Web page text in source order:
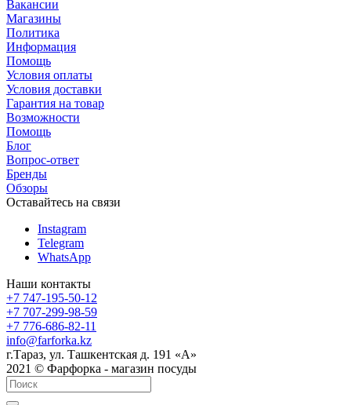
Вакансии
Магазины
Политика
Информация
Помощь
Условия оплаты
Условия доставки
Гарантия на товар
Возможности
Помощь
Блог
Вопрос-ответ
Бренды
Обзоры
Оставайтесь на связи
Instagram
Telegram
WhatsApp
Наши контакты
+7 747-195-50-12
+7 707-299-98-59
+7 776-686-82-11
info@farforka.kz
г.Тараз, ул. Ташкентская д. 191 «А»
2021 © Фарфорка - магазин посуды